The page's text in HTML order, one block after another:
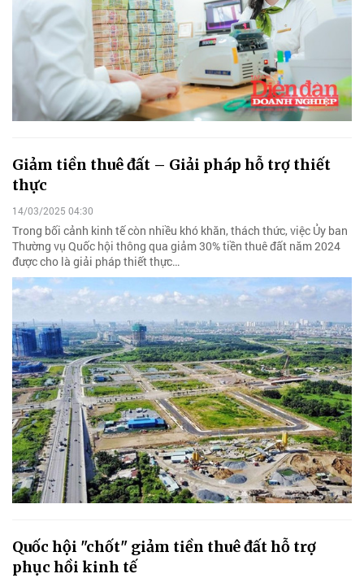
Giảm tiền thuê đất – Giải pháp hỗ trợ thiết
thực
14/03/2025 04:30
Trong bối cảnh kinh tế còn nhiều khó khăn, thách thức, việc Ủy ban
Thường vụ Quốc hội thông qua giảm 30% tiền thuê đất năm 2024
được cho là giải pháp thiết thực…
Quốc hội "chốt" giảm tiền thuê đất hỗ trợ
phục hồi kinh tế